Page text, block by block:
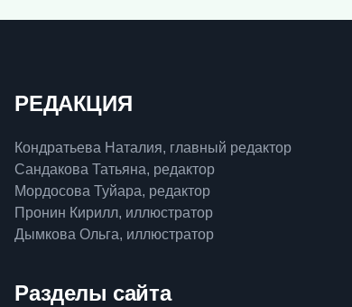
РЕДАКЦИЯ
Кондратьева Наталия, главный редактор
Сандакова Татьяна, редактор
Мордосова Туйара, редактор
Пронин Кирилл, иллюстратор
Дымкова Ольга, иллюстратор
Разделы сайта